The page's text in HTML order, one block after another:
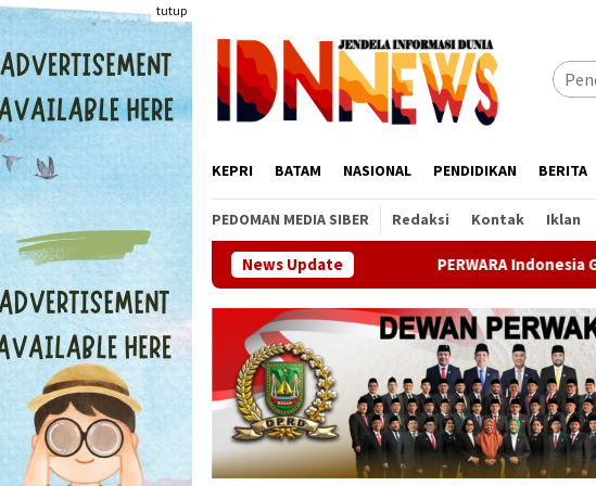
Loncat
ke
konten
tutup
KEPRI BATAM NASIONAL PENDIDIKAN BERITA
PEDOMAN MEDIA SIBER Redaksi Kontak Iklan
News Update
PERWARA Indonesia Gelar Pelatihan Public